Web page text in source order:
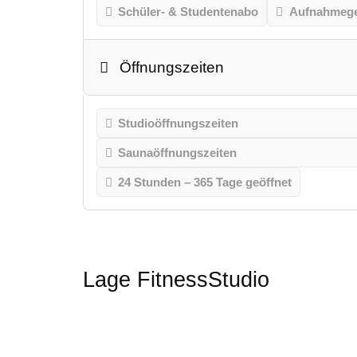
Schüler- & Studentenabo
Öffnungszeiten
Studioöffnungszeiten
Saunaöffnungszeiten
24 Stunden – 365 Tage geöffnet
Lage FitnessStudio